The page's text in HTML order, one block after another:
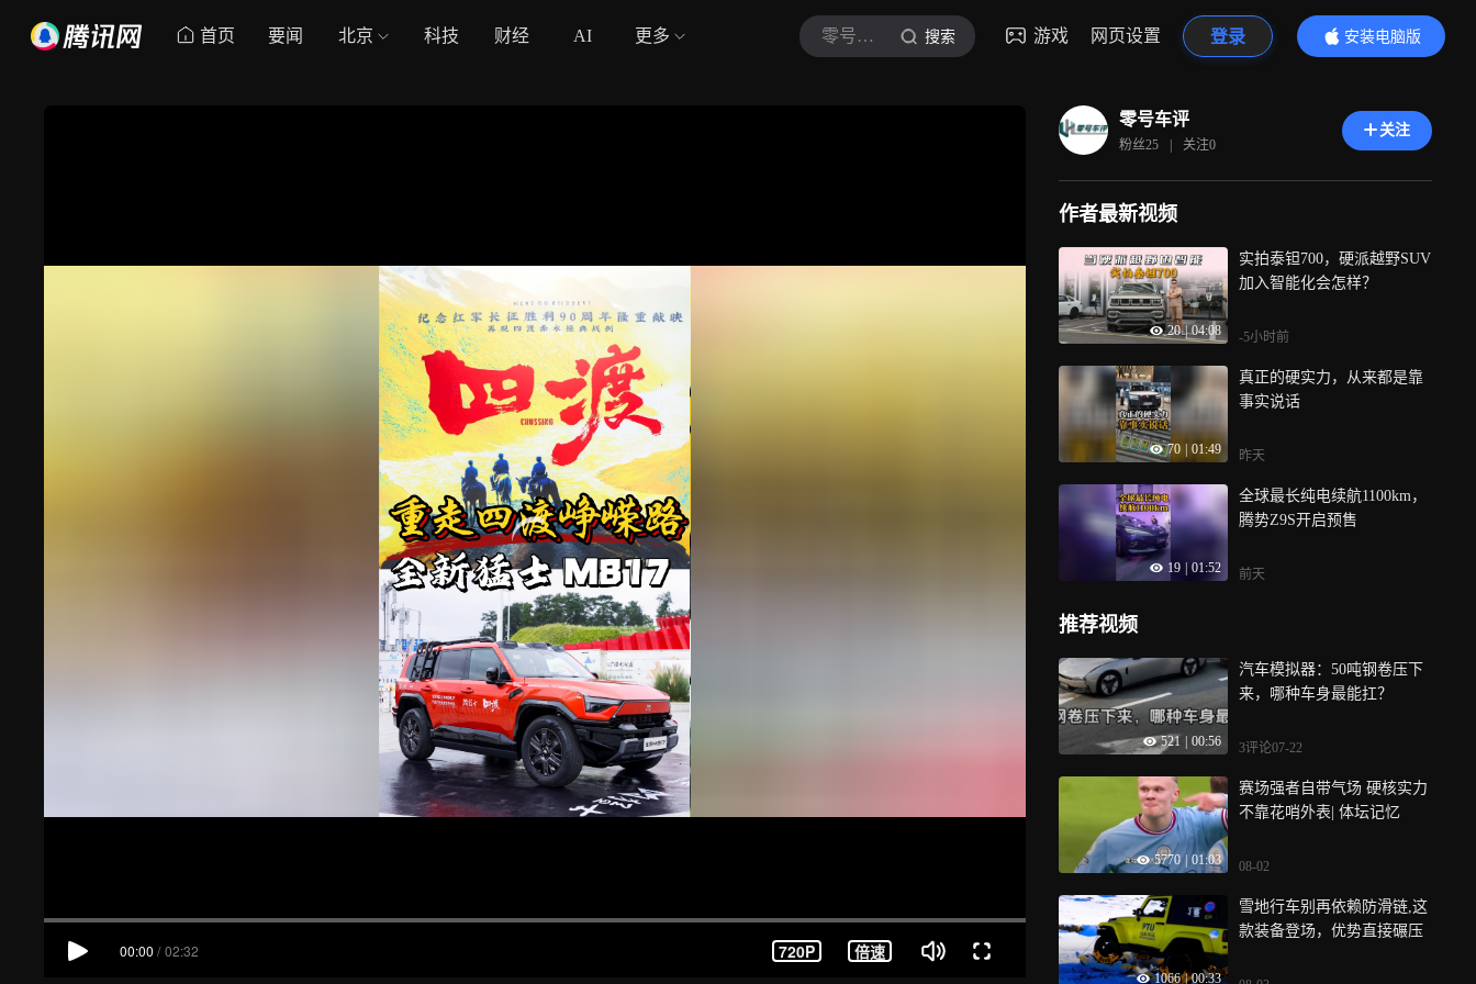
首页 要闻 北京 科技 财经 AI 更多 零号车评 搜索 游戏 网页设置 登录
安装电脑版
内容更精彩
00:00 / 02:32 720P 倍速
零号车评
粉丝25 | 关注0
关注
作者最新视频
20 | 04:08
实拍泰钽700，硬派越野SUV
加入智能化会怎样？
-5小时前
70 01:49
真正的硬实力，从来都是靠
事实说话
昨天
19 01:52
全球最长纯电续航1100km，
腾势Z9S开启预售
前天
推荐视频
521 00:56
汽车模拟器：50吨钢卷压下
来，哪种车身最能扛？
3评论07-22
5770 01:03
赛场强者自带气场 硬核实力
不靠花哨外表| 体坛记忆
08-02
1066 | 00:33
雪地行车别再依赖防滑链,这
款装备登场，优势直接碾压